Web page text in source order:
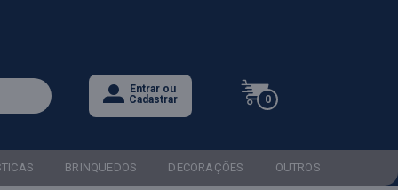
Entrar ou
Cadastrar
0
BRINQUEDOS DECORAÇÕES OUTROS